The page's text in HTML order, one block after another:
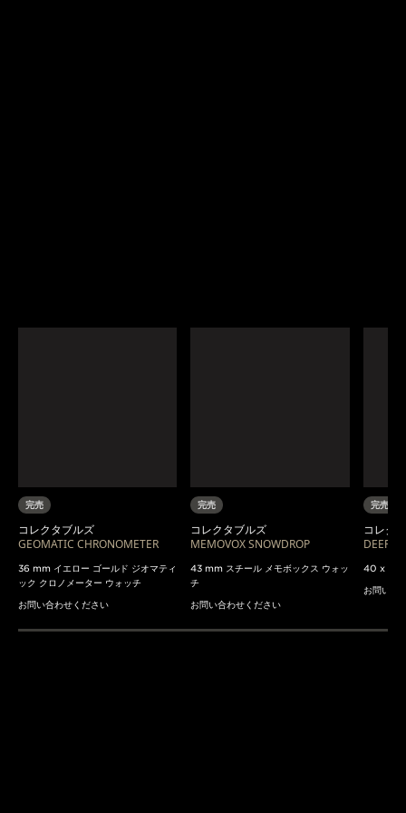
完売
コレクタブルズ
GEOMATIC CHRONOMETER
36 mm イエロー ゴールド ジオマティ
ック クロノメーター ウォッチ
お問い合わせください
完売
コレクタブルズ
MEMOVOX SNOWDROP
43 mm スチール メモボックス ウォッ
チ
お問い合わせください
完売
コレク
DEEP
40 x 37
お問い合